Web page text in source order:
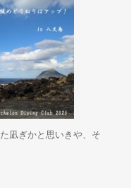
凪ぎかと思いきや、そ